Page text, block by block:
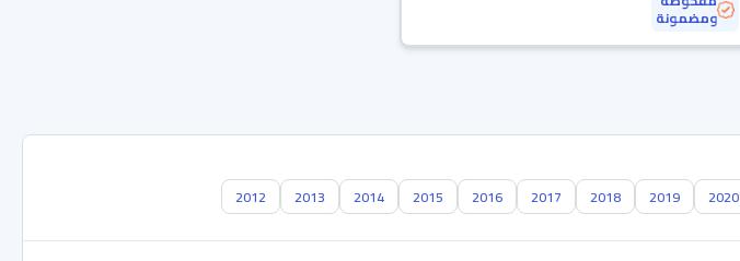
ومضمونة
2020
2019
2018
2017
2016
2015
2014
2013
2012